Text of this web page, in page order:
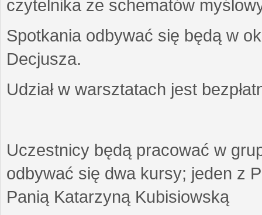
czytelnika ze schematów
Spotkania odbywać się będą w
Decjusza.
Udział w warsztatach jest
Uczestnicy będą pracować w
odbywać się dwa kursy; jeden z
Panią Katarzyną Kubisiowską